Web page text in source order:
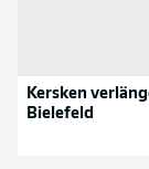
Kersken
Bielefeld